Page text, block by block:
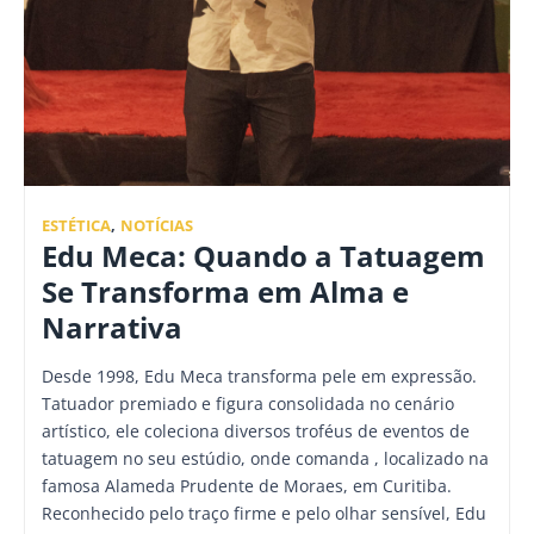
ESTÉTICA, NOTÍCIAS
Edu Meca: Quando a Tatuagem
Se Transforma em Alma e
Narrativa
Desde 1998, Edu Meca transforma pele em expressão.
Tatuador premiado e figura consolidada no cenário
artístico, ele coleciona diversos troféus de eventos de
tatuagem no seu estúdio, onde comanda , localizado na
famosa Alameda Prudente de Moraes, em Curitiba.
Reconhecido pelo traço firme e pelo olhar sensível, Edu